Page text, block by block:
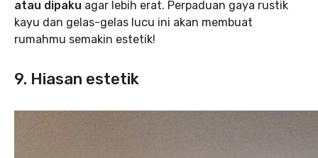
atau dipaku agar lebih erat. Perpaduan gaya rustik
kayu dan gelas-gelas lucu ini akan membuat
rumahmu semakin estetik!
9. Hiasan estetik